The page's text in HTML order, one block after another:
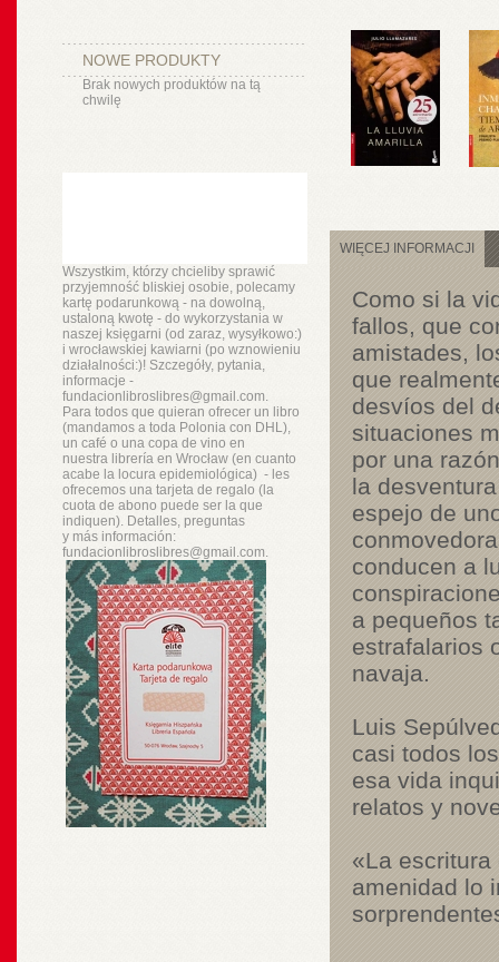
NOWE PRODUKTY
Brak nowych produktów na tą
chwilę
Wszystkim, którzy chcieliby sprawić
przyjemność bliskiej osobie, polecamy
kartę podarunkową - na dowolną,
ustaloną kwotę - do wykorzystania w
naszej księgarni (od zaraz, wysyłkowo:)
i wrocławskiej kawiarni (po wznowieniu
działalności:)! Szczegóły, pytania,
informacje -
fundacionlibroslibres@gmail.com.
Para todos que quieran ofrecer un libro
(mandamos a toda Polonia con DHL),
un café o una copa de vino en
nuestra libreríaen Wrocław (en cuanto
acabe la locura epidemiológica) - les
ofrecemos una tarjeta de regalo (la
cuota de abono puede ser la que
indiquen). Detalles, preguntas
y másinformación:
fundacionlibroslibres@gmail.com.
WIĘCEJ INFORMACJI
Como si la
fallos, que
amistades,
que
desvíos del
situaciones
por una
la
espejo de
conducen a
a pequeños
estrafalarios
navaja.
Luis
casi todos
esa vida
relatos y
«La escritura
amenidad lo